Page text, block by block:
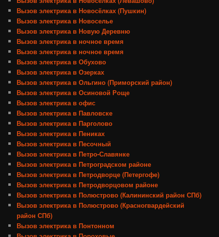
Вызов электрика в Новосёлках (Пушкин)
Вызов электрика в Новоселье
Вызов электрика в Новую Деревню
Вызов электрика в ночное время
Вызов электрика в ночное время
Вызов электрика в Обухово
Вызов электрика в Озерках
Вызов электрика в Ольгино (Приморский район)
Вызов электрика в Осиновой Роще
Вызов электрика в офис
Вызов электрика в Павловске
Вызов электрика в Парголово
Вызов электрика в Пениках
Вызов электрика в Песочный
Вызов электрика в Петро-Славянке
Вызов электрика в Петроградском районе
Вызов электрика в Петродворце (Петергофе)
Вызов электрика в Петродворцовом районе
Вызов электрика в Полюстрово (Калининский район СПб)
Вызов электрика в Полюстрово (Красногвардейский
район СПб)
Вызов электрика в Понтонном